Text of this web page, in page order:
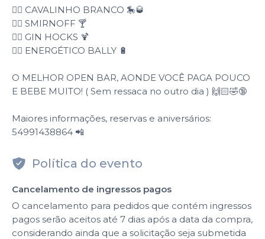
👉🏻 CAVALINHO BRANCO 🎠🥃
👉🏻 SMIRNOFF 🍸
👉🏻 GIN HOCKS 🍹
👉🏻 ENERGÉTICO BALLY 🔋
O MELHOR OPEN BAR, AONDE VOCÊ PAGA POUCO
E BEBE MUITO! ( Sem ressaca no outro dia ) 🙌🏻🤣🔞
Maiores informações, reservas e aniversários:
54991438864 📲
Política do evento
Cancelamento de ingressos pagos
O cancelamento para pedidos que contém ingressos
pagos serão aceitos até 7 dias após a data da compra,
considerando ainda que a solicitação seja submetida